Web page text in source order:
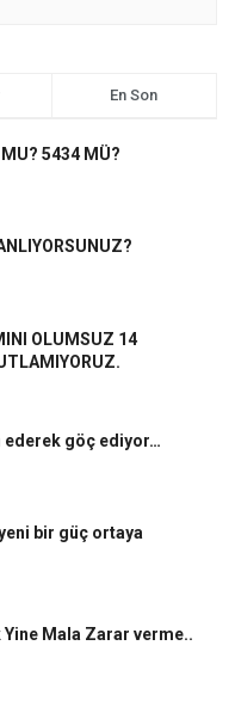
En Son
5434 MÜ?
OLUMSUZ 14
ederek göç ediyor…
bir güç ortaya
Yine Mala Zarar verme..